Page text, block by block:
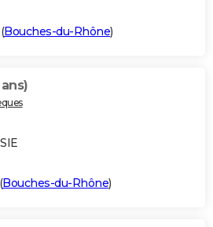
(Bouches-du-Rhône)
(Bouches-du-Rhône)